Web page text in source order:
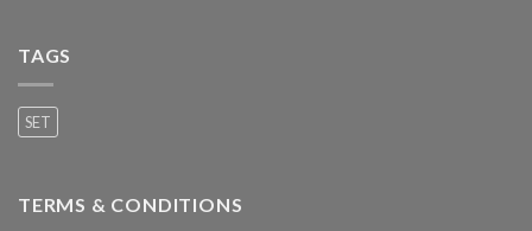
TAGS
SET
TERMS & CONDITIONS